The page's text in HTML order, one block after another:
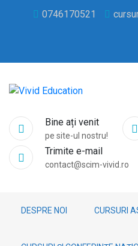
0746170521
Bine ați venit
pe site-ul nostru!
Trimite e-mail
contact@scim-vivid.ro
DESPRE NOI CURSURI